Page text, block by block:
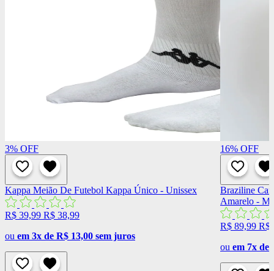
3% OFF
Kappa Meião De Futebol Kappa Único - Unissex
R$ 39,99 R$ 38,99
ou em 3x de R$ 13,00 sem juros
16% OFF
Braziline
Amarelo -
R$ 89,99 R$
ou em 7x de